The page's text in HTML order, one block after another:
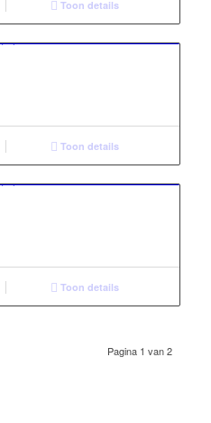
Toon details
Toon details
Toon details
Pagina 1 van 2